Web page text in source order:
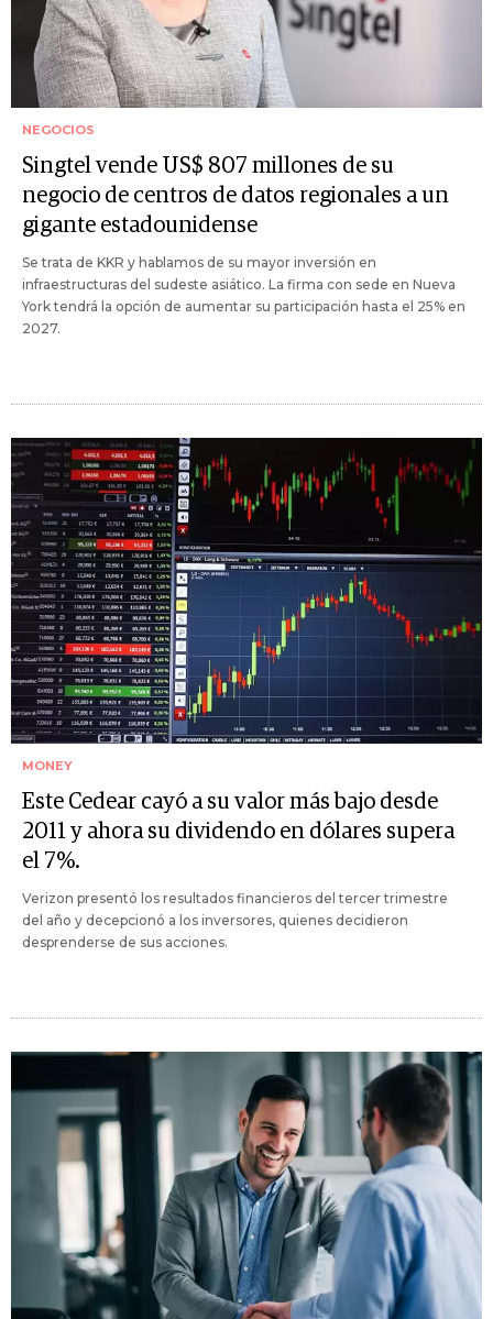
NEGOCIOS
Singtel vende US$ 807 millones de su
negocio de centros de datos regionales a un
gigante estadounidense
Se trata de KKR y hablamos de su mayor inversión en
infraestructuras del sudeste asiático. La firma con sede en Nueva
York tendrá la opción de aumentar su participación hasta el 25% en
2027.
MONEY
Este Cedear cayó a su valor más bajo desde
2011 y ahora su dividendo en dólares supera
el 7%.
Verizon presentó los resultados financieros del tercer trimestre
del año y decepcionó a los inversores, quienes decidieron
desprenderse de sus acciones.